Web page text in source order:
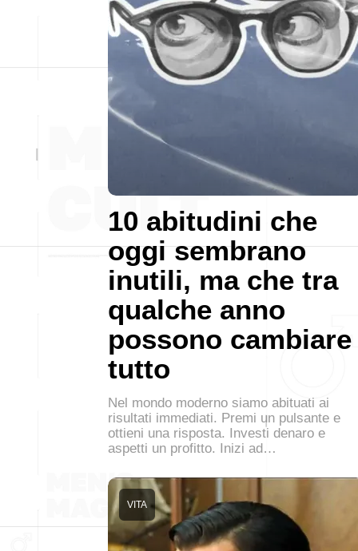
10 abitudini che
oggi sembrano
inutili, ma che tra
qualche anno
possono cambiare
tutto
Nel mondo moderno siamo abituati ai
risultati immediati. Premi un pulsante e
ottieni una risposta. Investi denaro e
aspetti un profitto. Inizi ad…
VITA